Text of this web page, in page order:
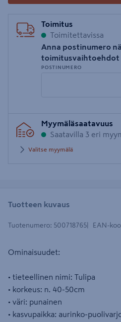
Toimitus
Toimitettavissa
Anna postinumero
toimitusvaihtoehdot
POSTINUMERO
postinumero
Myymäläsaatavuus
Saatavilla 3 eri
Valitse myymälä
Tuotteen kuvaus
Tuotenumero: 500718765 EAN-
Ominaisuudet:
• tieteellinen nimi: Tulipa
• korkeus: n. 40-50cm
• väri: punainen
• kasvupaikka: aurinko-